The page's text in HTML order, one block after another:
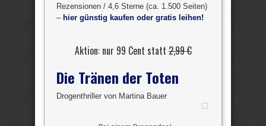
Rezensionen / 4,6 Sterne (ca. 1.500 Seiten)
– hier günstig kaufen oder gratis leihen!
Aktion: nur 99 Cent statt2,99 €
Die Tränen der Toten
Drogenthriller von Martina Bauer